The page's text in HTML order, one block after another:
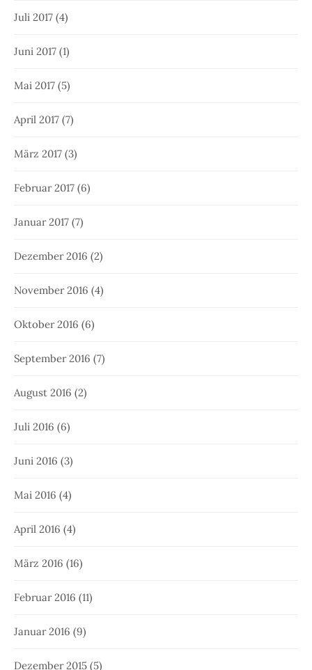
Juli 2017 (4)
Juni 2017 (1)
Mai 2017 (5)
April 2017 (7)
März 2017 (3)
Februar 2017 (6)
Januar 2017 (7)
Dezember 2016 (2)
November 2016 (4)
Oktober 2016 (6)
September 2016 (7)
August 2016 (2)
Juli 2016 (6)
Juni 2016 (3)
Mai 2016 (4)
April 2016 (4)
März 2016 (16)
Februar 2016 (11)
Januar 2016 (9)
Dezember 2015 (5)